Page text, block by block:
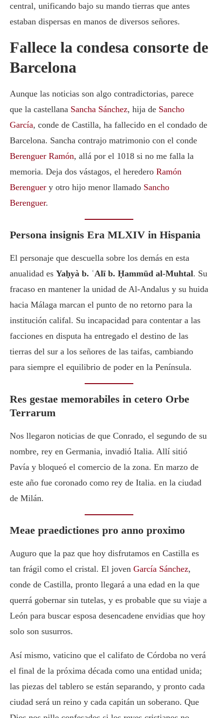
central, unificando bajo su mando tierras que antes
estaban dispersas en manos de diversos señores.
Fallece la condesa consorte de
Barcelona
Aunque las noticias son algo contradictorias, parece
que la castellana Sancha Sánchez, hija de Sancho
García, conde de Castilla, ha fallecido en el condado de
Barcelona. Sancha contrajo matrimonio con el conde
Berenguer Ramón, allá por el 1018 si no me falla la
memoria. Deja dos vástagos, el heredero Ramón
Berenguer y otro hijo menor llamado Sancho
Berenguer.
Persona insignis Era MLXIV in Hispania
El personaje que descuella sobre los demás en esta
anualidad es Yaḥyà b. ʿAlī b. Ḥammūd al-Muhtal. Su
fracaso en mantener la unidad de Al-Andalus y su huida
hacia Málaga marcan el punto de no retorno para la
institución califal. Su incapacidad para contentar a las
facciones en disputa ha entregado el destino de las
tierras del sur a los señores de las taifas, cambiando
para siempre el equilibrio de poder en la Península.
Res gestae memorabiles in cetero Orbe
Terrarum
Nos llegaron noticias de que Conrado, el segundo de su
nombre, rey en Germania, invadió Italia. Allí sitió
Pavía y bloqueó el comercio de la zona. En marzo de
este año fue coronado como rey de Italia. en la ciudad
de Milán.
Meae praedictiones pro anno proximo
Auguro que la paz que hoy disfrutamos en Castilla es
tan frágil como el cristal. El joven García Sánchez,
conde de Castilla, pronto llegará a una edad en la que
querrá gobernar sin tutelas, y es probable que su viaje a
León para buscar esposa desencadene envidias que hoy
solo son susurros.
Así mismo, vaticino que el califato de Córdoba no verá
el final de la próxima década como una entidad unida;
las piezas del tablero se están separando, y pronto cada
ciudad será un reino y cada capitán un soberano. Que